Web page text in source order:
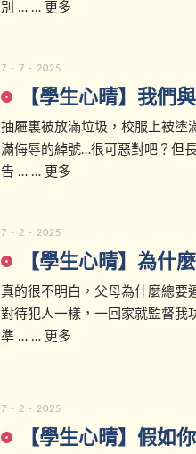
別 … … 更多
7 - 7 - 2025
【學生心晴】我們
抽屜裏被放滿垃圾，校服上被塗
滿侮辱的綽號…很可惡對吧？但
告 … … 更多
7 - 2 - 2025
【學生心晴】為什
真的很不明白，父母為什麼總要
對待犯人一樣，一回家就監督我
準 … … 更多
7 - 2 - 2025
【學生心晴】假如